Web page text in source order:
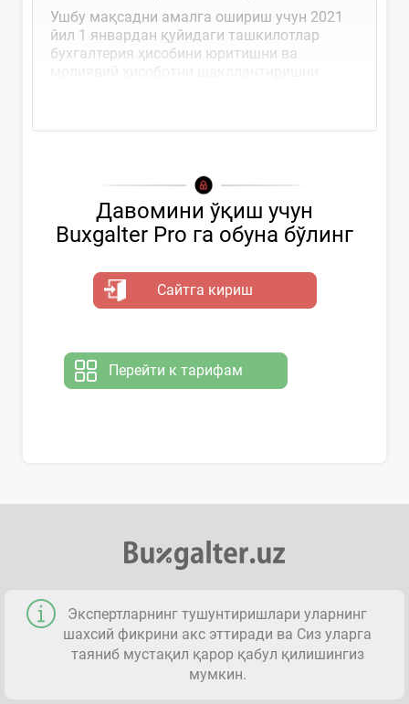
Ушбу мақсадни амалга ошириш учун 2021
йил 1 январдан қуйидаги ташкилотлар
бухгалтерия ҳисобини юритишни ва
Давомини ўқиш учун
Buxgalter Pro га обуна бўлинг
Сайтга кириш
Перейти к тарифам
Экспертларнинг тушунтиришлари уларнинг
шахсий фикрини акс эттиради ва Сиз уларга
таяниб мустақил қарор қабул қилишингиз
мумкин.